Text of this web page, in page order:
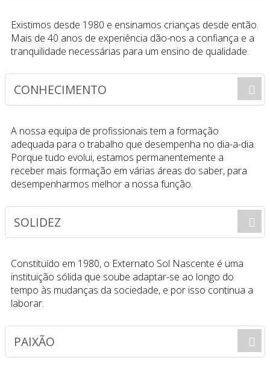
Existimos desde 1980 e ensinamos crianças desde então.
Mais de 40 anos de experiência dão-nos a confiança e a
tranquilidade necessárias para um ensino de qualidade.
CONHECIMENTO
A nossa equipa de profissionais tem a formação
adequada para o trabalho que desempenha no dia-a-dia.
Porque tudo evolui, estamos permanentemente a
receber mais formação em várias áreas do saber, para
desempenharmos melhor a nossa função.
SOLIDEZ
Constituído em 1980, o Externato Sol Nascente é uma
instituição sólida que soube adaptar-se ao longo do
tempo às mudanças da sociedade, e por isso continua a
laborar.
PAIXÃO